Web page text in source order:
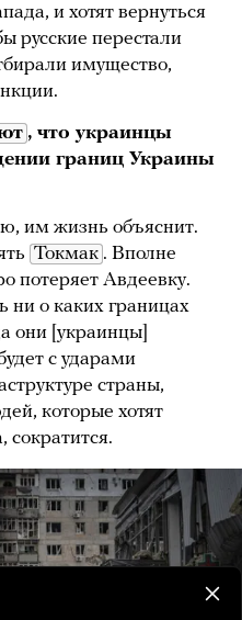
и хотят вернуться
русские перестали
имущество,
, что украинцы
границ Украины
им жизнь объяснит.
Токмак . Вполне
потеряет Авдеевку.
ни о каких границах
они [украинцы]
с ударами
страны,
которые хотят
сократится.